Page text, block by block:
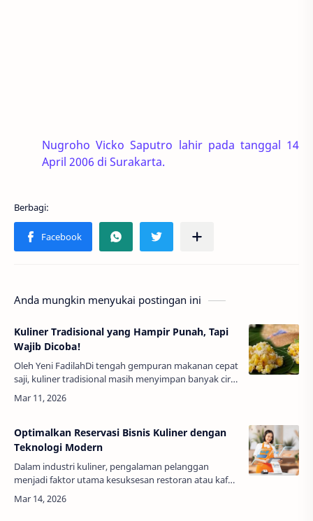
Nugroho Vicko Saputro lahir pada tanggal 14
April 2006 di Surakarta.
Anda mungkin menyukai postingan ini
Kuliner Tradisional yang Hampir Punah, Tapi
Wajib Dicoba!
Oleh Yeni FadilahDi tengah gempuran makanan cepat
saji, kuliner tradisional masih menyimpan banyak ciri
khas otentik yang belum terkalahkan. Meski, kuliner
tradisional kini mu…
Optimalkan Reservasi Bisnis Kuliner dengan
Teknologi Modern
Dalam industri kuliner, pengalaman pelanggan
menjadi faktor utama kesuksesan restoran atau kafe.
Salah satu aspek yang krusial adalah reservasi bisnis
kuliner. Menurut ESB, reserva…